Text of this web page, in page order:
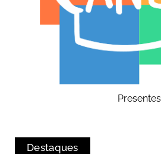
Presentes
Destaques